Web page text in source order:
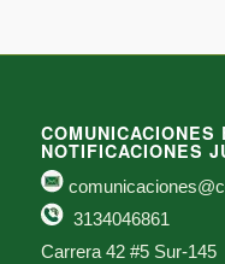
NOTIFICACIONES
3134046861
Carrera 42 #5 Sur-145